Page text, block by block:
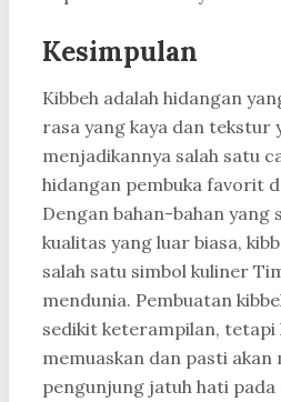
Kesimpulan
Kibbeh adalah hidangan
rasa yang kaya dan tekstur
menjadikannya salah satu
hidangan pembuka favorit
Dengan bahan-bahan yang
kualitas yang luar biasa,
salah satu simbol kuliner
mendunia. Pembuatan
sedikit keterampilan, tetapi
memuaskan dan pasti akan
pengunjung jatuh hati